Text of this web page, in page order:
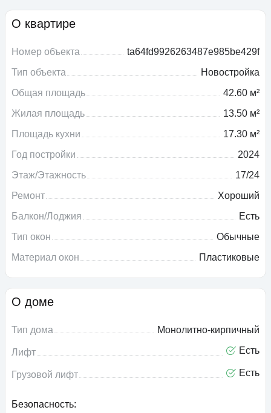
О квартире
Номер объекта
ta64fd9926263487e985be429f
Тип объекта
Новостройка
Общая площадь
42.60 м²
Жилая площадь
13.50 м²
Площадь кухни
17.30 м²
Год постройки
2024
Этаж/Этажность
17/24
Ремонт
Хороший
Балкон/Лоджия
Есть
Тип окон
Обычные
Материал окон
Пластиковые
О доме
Тип дома Монолитно-кирпичный
Лифт Есть
Грузовой лифт Есть
Безопасность: